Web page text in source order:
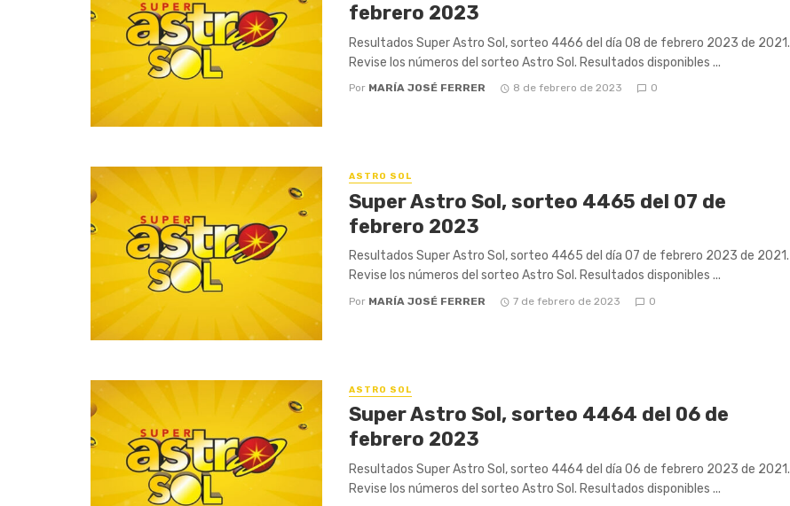
febrero 2023
Resultados Super Astro Sol, sorteo 4466 del día 08 de febrero 2023 de 2021.
Revise los números del sorteo Astro Sol. Resultados disponibles ...
Por MARÍA JOSÉ FERRER 8 de febrero de 2023 0
ASTRO SOL
Super Astro Sol, sorteo 4465 del 07 de
febrero 2023
Resultados Super Astro Sol, sorteo 4465 del día 07 de febrero 2023 de 2021.
Revise los números del sorteo Astro Sol. Resultados disponibles ...
Por MARÍA JOSÉ FERRER 7 de febrero de 2023 0
ASTRO SOL
Super Astro Sol, sorteo 4464 del 06 de
febrero 2023
Resultados Super Astro Sol, sorteo 4464 del día 06 de febrero 2023 de 2021.
Revise los números del sorteo Astro Sol. Resultados disponibles ...